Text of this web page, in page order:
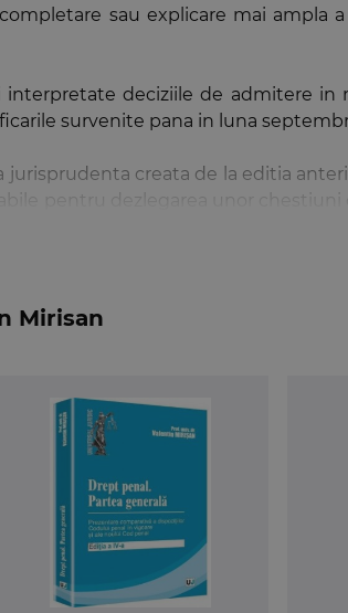
sau explicare mai
deciziile de admitere in
survenite pana in luna
jurisprudenta creata de la editia
din Romania, fiind evidentiate si
in principal, studentilor in drept,
bibliografice necesare
Mirisan